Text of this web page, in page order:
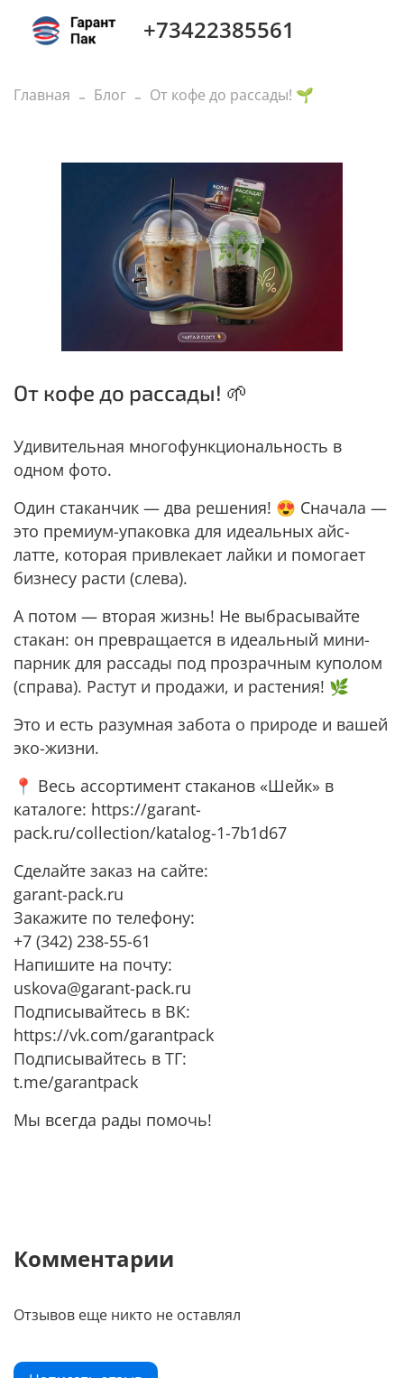
+73422385561
Главная Блог От кофе до рассады! 🌱
От кофе до рассады! 🌱
Удивительная многофункциональность в
одном фото.
Один стаканчик — два решения! 😍 Сначала —
это премиум-упаковка для идеальных айс-
латте, которая привлекает лайки и помогает
бизнесу расти (слева).
А потом — вторая жизнь! Не выбрасывайте
стакан: он превращается в идеальный мини-
парник для рассады под прозрачным куполом
(справа). Растут и продажи, и растения! 🌿
Это и есть разумная забота о природе и вашей
эко-жизни.
📍 Весь ассортимент стаканов «Шейк» в
каталоге: https://garant-
pack.ru/collection/katalog-1-7b1d67
Сделайте заказ на сайте:
garant-pack.ru
Закажите по телефону:
+7 (342) 238-55-61
Напишите на почту:
uskova@garant-pack.ru
Подписывайтесь в ВК:
https://vk.com/garantpack
Подписывайтесь в ТГ:
t.me/garantpack
Мы всегда рады помочь!
Комментарии
Отзывов еще никто не оставлял